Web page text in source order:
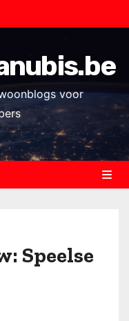
voor
Speelse